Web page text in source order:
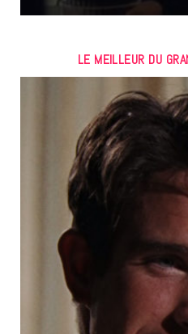
LE MEILLEUR DU